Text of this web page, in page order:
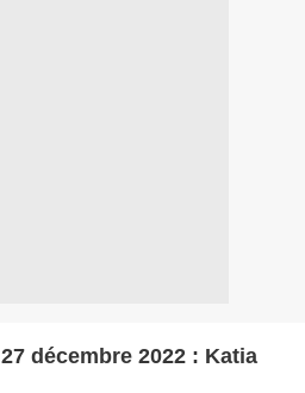
Calendrier des fêtes 27 décembre 2022 : Katia